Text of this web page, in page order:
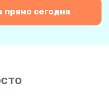
прямо сегодня